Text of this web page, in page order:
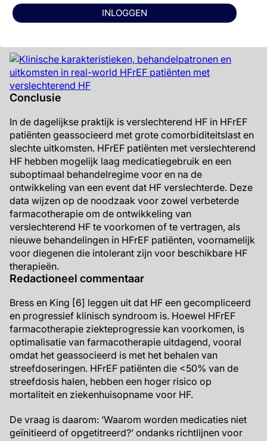
INLOGGEN
in tijd van 0.7 (SD: 0.7) 30 dagen na het
verslechterende event tot 2.0 (SD: 2.6) 24
Conclusie
In de dagelijkse praktijk is verslechterend HF in HFrEF
patiënten geassocieerd met grote comorbiditeitslast en
slechte uitkomsten. HFrEF patiënten met verslechterend
HF hebben mogelijk laag medicatiegebruik en een
suboptimaal behandelregime voor en na de
ontwikkeling van een event dat HF verslechterde. Deze
data wijzen op de noodzaak voor zowel verbeterde
farmacotherapie om de ontwikkeling van
verslechterend HF te voorkomen of te vertragen, als
nieuwe behandelingen in HFrEF patiënten, voornamelijk
voor diegenen die intolerant zijn voor beschikbare HF
therapieën.
Redactioneel commentaar
Bress en King [6] leggen uit dat HF een gecompliceerd
en progressief klinisch syndroom is. Hoewel HFrEF
farmacotherapie ziekteprogressie kan voorkomen, is
optimalisatie van farmacotherapie uitdagend, vooral
omdat het geassocieerd is met het behalen van
streefdoseringen. HFrEF patiënten die <50% van de
streefdosis halen, hebben een hoger risico op
mortaliteit en ziekenhuisopname voor HF.
De vraag is daarom: ‘Waarom worden medicaties niet
geïnitieerd of opgetitreerd?’ ondanks richtlijnen voor